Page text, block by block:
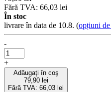
Fără TVA: 66,03 lei
În stoc
livrare în data de 10.8. (opțiuni
-
+
Adăugați în coş
79,90 lei
Fără TVA: 66,03 lei